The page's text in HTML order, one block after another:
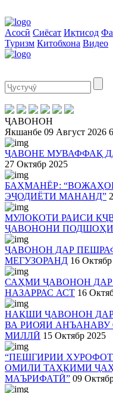
Асосӣ Сиёсат Иқтисод
Туризм Китобхона Видео
ҶАВОНОН
Якшанбе 09 Август 2026
ҶАВОНЕ МУВАФФАҚ
27 Октябр 2025
БАҲМАНЁР:
ЭҶОДИЁТИ МАНАНД”
МУЛОҚОТИ РАИСИ
ҶАВОНОНИ
ҶАВОНОН ДАР
МЕГУЗОРАНД 16
САҲМИ ҶАВОНОН
НАЗАРРАС АСТ 16
НАҚШИ ҶАВОНОН
ВА РИОЯИ
МИЛЛӢ 15 Октябр 2025
“ПЕШГИРИИ
ОМИЛИ ТАҲКИМИ
МАЪРИФАТӢ” 09